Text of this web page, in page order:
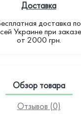
Доставка
доставка по
Украине при заказе
от 2000 грн.
Обзор товара
Отзывов (0)